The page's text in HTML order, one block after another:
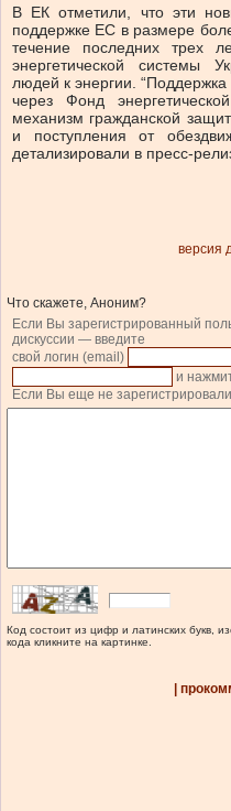
В ЕК отметили, что эти
поддержке ЕС в размере
течение последних трех
энергетической системы
людей к энергии.
через Фонд
механизм гражданской
и поступления от
детализировали в пресс-
версия
Что скажете, Аноним?
Если Вы зарегистрированный
дискуссии — введите
свой логин (email)
и
Если Вы еще не
Код состоит из цифр и латинских букв,
кода кликните на картинке.
|